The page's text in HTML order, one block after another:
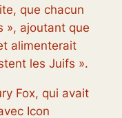
que chacun
», ajoutant que
alimenterait
les Juifs ».
Fox, qui avait
Icon